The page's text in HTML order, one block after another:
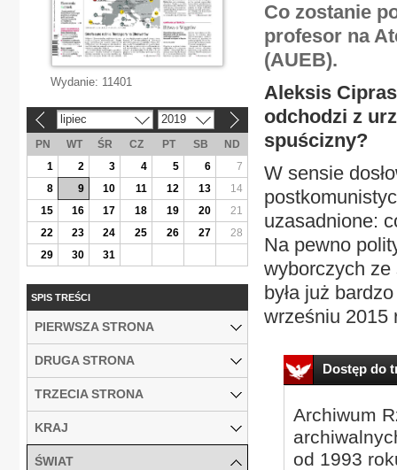
Co zostanie
profesor na
(AUEB).
Aleksis
odchodzi z
spuścizny?
W sensie
uzasadnione:
Na pewno
wyborczych ze
była już
wrześniu 2015
Dostęp do
Archiwum
od 1993
Wydanie: 11401
lipiec 2019
PN WT ŚR CZ PT SB
ND
1
2 3 4 5 6
7
8
9 10 11 12 13
14
15
16 17 18 19 20
21
22
23 24 25 26 27
28
29
30 31
SPIS TREŚCI
PIERWSZA STRONA
DRUGA STRONA
TRZECIA STRONA
KRAJ
ŚWIAT